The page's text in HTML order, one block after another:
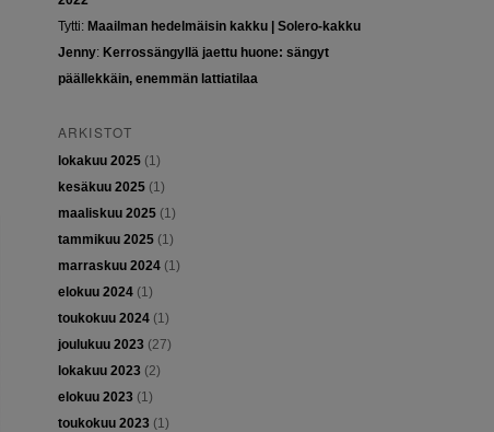
Tytti: Maailman hedelmäisin kakku | Solero-kakku
Jenny: Kerrossängyllä jaettu huone: sängyt
päällekkäin, enemmän lattiatilaa
ARKISTOT
lokakuu 2025(1)
kesäkuu 2025(1)
maaliskuu 2025(1)
tammikuu 2025(1)
marraskuu 2024(1)
elokuu 2024(1)
toukokuu 2024(1)
joulukuu 2023(27)
lokakuu 2023(2)
elokuu 2023(1)
toukokuu 2023(1)